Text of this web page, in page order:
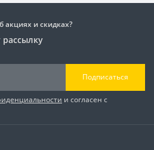
акциях и скидках?
Подписаться
и согласен с